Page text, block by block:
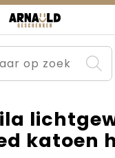
katoen